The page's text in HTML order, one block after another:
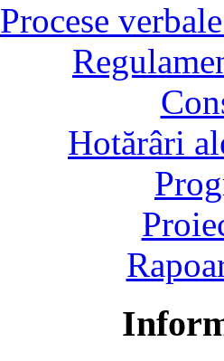
Procese
Hotărâri